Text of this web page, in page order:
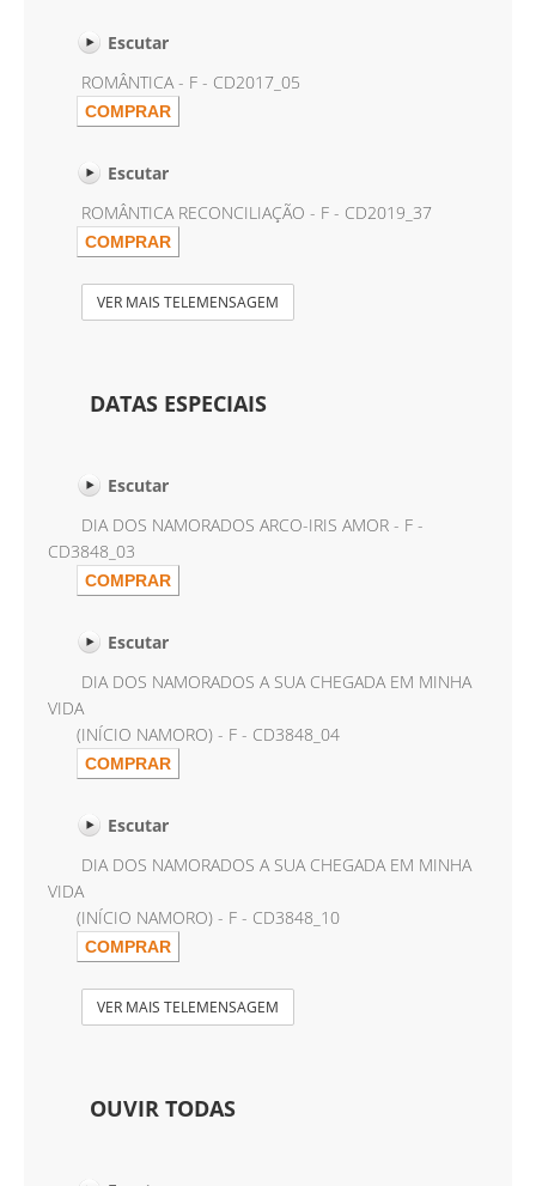
Escutar
ROMÂNTICA - F - CD2017_05
Escutar
ROMÂNTICA RECONCILIAÇÃO - F - CD2019_37
VER MAIS TELEMENSAGEM
DATAS ESPECIAIS
Escutar
DIA DOS NAMORADOS ARCO-IRIS AMOR - F -
CD3848_03
Escutar
DIA DOS NAMORADOS A SUA CHEGADA EM MINHA
VIDA
(INÍCIO NAMORO) - F - CD3848_04
Escutar
DIA DOS NAMORADOS A SUA CHEGADA EM MINHA
VIDA
(INÍCIO NAMORO) - F - CD3848_10
VER MAIS TELEMENSAGEM
OUVIR TODAS